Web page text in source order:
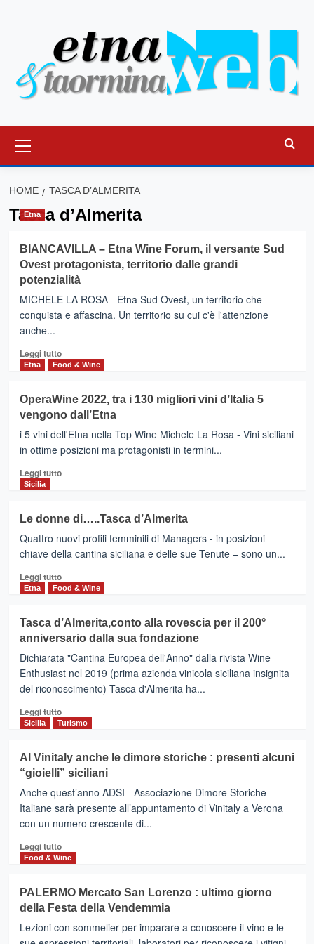
principale
HOME TASCA D’ALMERITA
Tasca d’Almerita
Etna
BIANCAVILLA – Etna Wine Forum, il versante Sud
Ovest protagonista, territorio dalle grandi
potenzialità
MICHELE LA ROSA - Etna Sud Ovest, un territorio che
conquista e affascina. Un territorio su cui c'è l'attenzione
anche...
Leggi tuttoLeggi
di
BIANCAVILLA
–
Etna
Wine
Forum,
il
protagonista,
territorio
dalle
potenzialità
Etna Food & Wine
OperaWine 2022, tra i 130 migliori vini d’Italia 5
vengono dall’Etna
i 5 vini dell'Etna nella Top Wine Michele La Rosa - Vini siciliani
in ottime posizioni ma protagonisti in termini...
Leggi tuttoLeggi
OperaWine
2022,
tra
130
migliori
d’Italia
5
vengono
dall’Etna
Sicilia
Le donne di…..Tasca d’Almerita
Quattro nuovi profili femminili di Managers - in posizioni
chiave della cantina siciliana e delle sue Tenute – sono un...
Leggi tuttoLeggi
di
Le
donne
di…..Tasca
d’Almerita
Etna Food & Wine
Tasca d’Almerita,conto alla rovescia per il 200°
anniversario dalla sua fondazione
Dichiarata "Cantina Europea dell'Anno" dalla rivista Wine
Enthusiast nel 2019 (prima azienda vinicola siciliana insignita
del riconoscimento) Tasca d'Almerita ha...
Leggi tuttoLeggi
di
Tasca
d’Almerita,conto
alla
rovescia
per
il
200°
anniversario
fondazione
Sicilia Turismo
Al Vinitaly anche le dimore storiche : presenti alcuni
“gioielli” siciliani
Anche quest’anno ADSI - Associazione Dimore Storiche
Italiane sarà presente all’appuntamento di Vinitaly a Verona
con un numero crescente di...
Leggi tuttoLeggi
di
Al
Vinitaly
anche
Food & Wine
PALERMO Mercato San Lorenzo : ultimo giorno
della Festa della Vendemmia
Lezioni con sommelier per imparare a conoscere il vino e le